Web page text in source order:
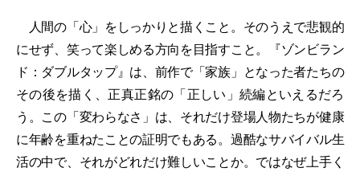
人間の「心」をしっかりと描くこと。そのうえで悲観的
にせず、笑って楽しめる方向を目指すこと。『ゾンビラン
ド：ダブルタップ』は、前作で「家族」となった者たちの
その後を描く、正真正銘の「正しい」続編といえるだろ
う。この「変わらなさ」は、それだけ登場人物たちが健康
に年齢を重ねたことの証明でもある。過酷なサバイバル生
活の中で、それがどれだけ難しいことか。ではなぜ上手く